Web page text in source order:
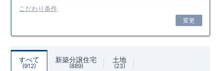
こだわり条件
変更
すべて
912
新築分譲住宅
889
土地
23